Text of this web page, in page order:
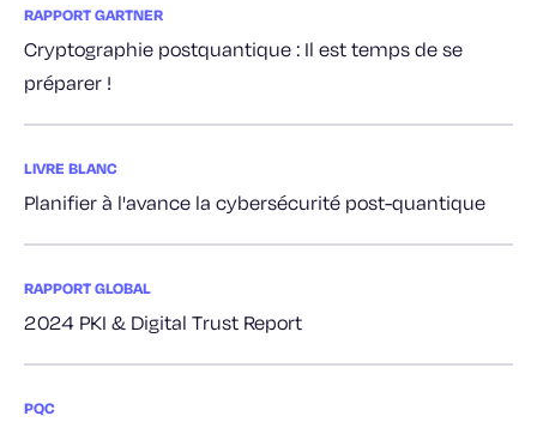
RAPPORT GARTNER
Cryptographie postquantique : Il est temps de se
préparer !
LIVRE BLANC
Planifier à l'avance la cybersécurité post-quantique
RAPPORT GLOBAL
2024 PKI & Digital Trust Report
PQC